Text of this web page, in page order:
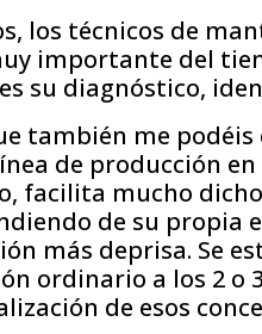
los técnicos de
importante del
su diagnóstico,
también me
de producción
facilita mucho
de su propia
más deprisa. Se
ordinario a los 2 o
de esos